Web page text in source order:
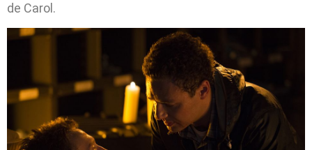
de Carol.